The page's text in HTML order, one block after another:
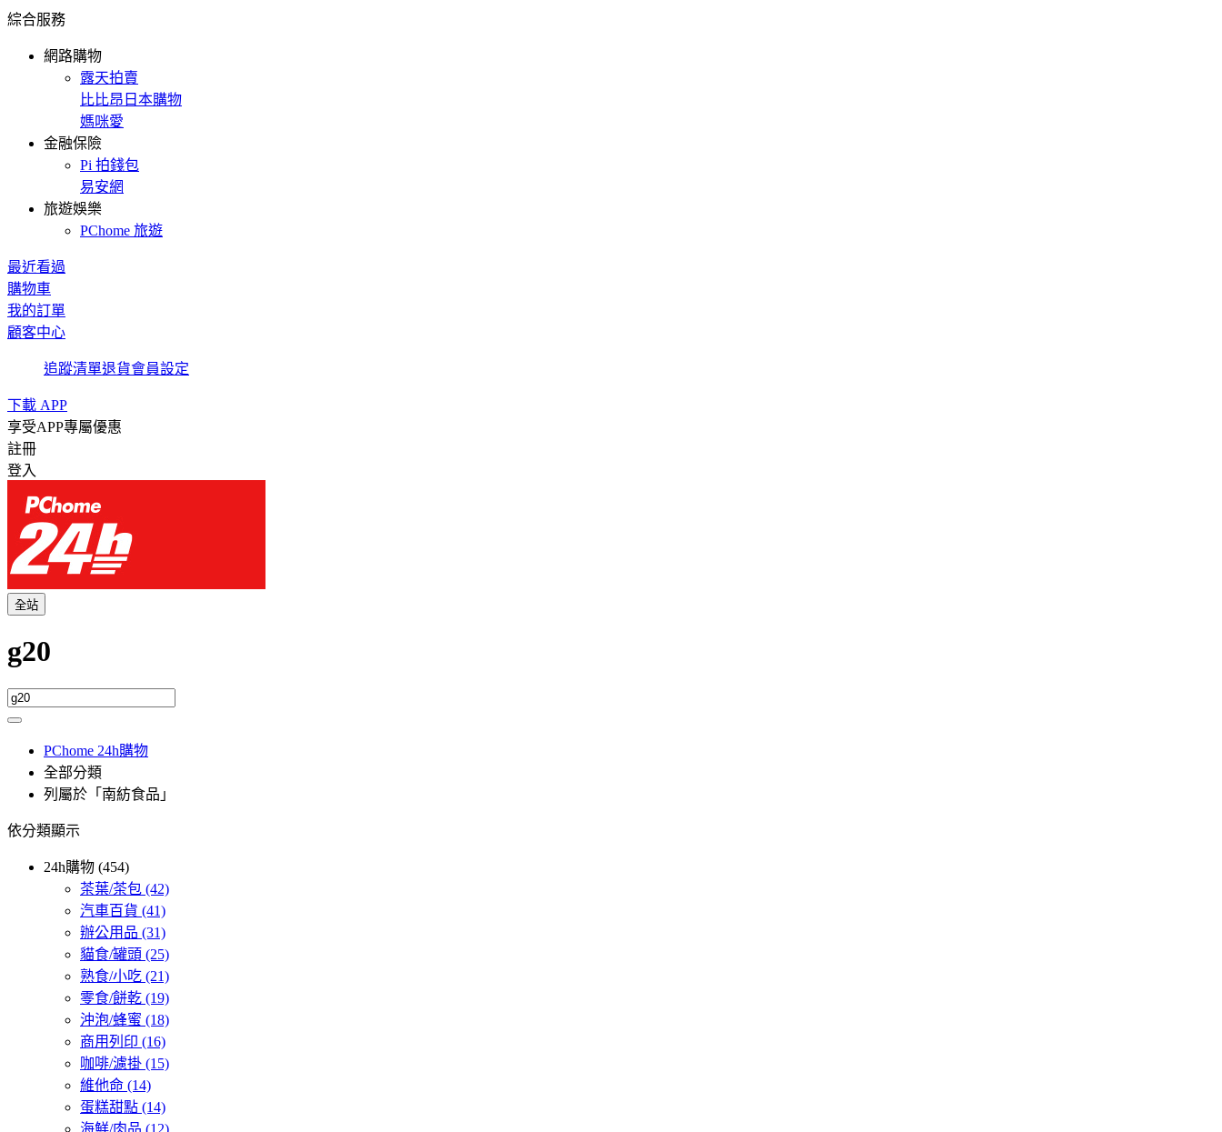
綜合服務
網路購物
露天拍賣
比比昂日本購物
媽咪愛
金融保險
Pi 拍錢包
易安網
旅遊娛樂
PChome 旅遊
最近看過
購物車
我的訂單
顧客中心
追蹤清單退貨會員設定
下載 APP
享受APP專屬優惠
註冊
登入
全站
g20
PChome 24h購物
全部分類
列屬於「南紡食品」
依分類顯示
24h購物 (454)
茶葉/茶包 (42)
汽車百貨 (41)
辦公用品 (31)
貓食/罐頭 (25)
熟食/小吃 (21)
零食/餅乾 (19)
沖泡/蜂蜜 (18)
商用列印 (16)
咖啡/濾掛 (15)
維他命 (14)
蛋糕甜點 (14)
海鮮/肉品 (12)